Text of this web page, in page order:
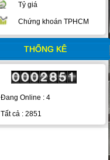
Tỷ giá
Chứng khoán TPHCM
THỐNG KÊ
Đang Online : 4
Tất cả : 2851